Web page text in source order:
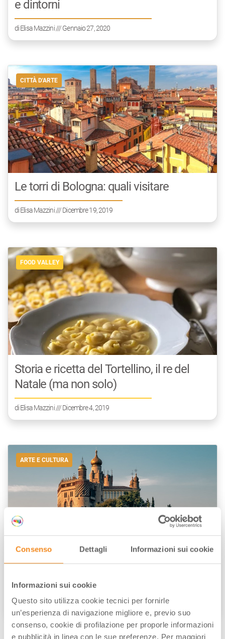
Consenso Dettagli Informazioni sui cookie
Informazioni sui cookie
Questo sito utilizza cookie tecnici per fornirle
un’esperienza di navigazione migliore e, previo suo
consenso, cookie di profilazione per proporle informazioni
e pubblicità in linea con le sue preferenze. Per maggiori
e dintorni
diElisa Mazzini/// Gennaio 27, 2020
CITTÀ D'ARTE
Le torri di Bologna: quali visitare
diElisa Mazzini/// Dicembre 19, 2019
FOOD VALLEY
Storia e ricetta del Tortellino, il re del
Natale (ma non solo)
diElisa Mazzini/// Dicembre 4, 2019
ARTE E CULTURA
Rocchetta Mattei: il gioiello moresco
dell’Appennino bolognese
diElisa Mazzini /// Novembre 11, 2019